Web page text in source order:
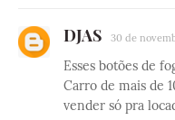
DJAS 30 de
Esses botões de
Carro de mais de
vender só pra